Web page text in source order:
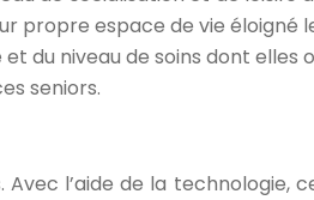
propre espace de vie éloigné
du niveau de soins dont elles
seniors.
l’aide de la